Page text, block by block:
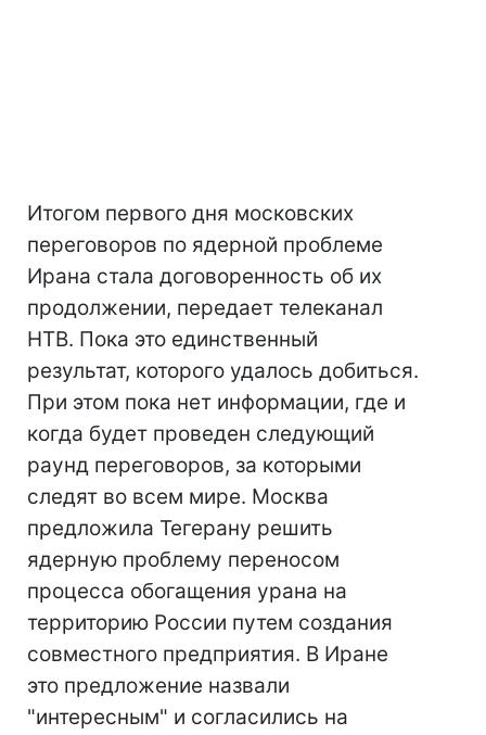
Итогом первого дня московских
переговоров по ядерной проблеме
Ирана стала договоренность об их
продолжении, передает телеканал
НТВ. Пока это единственный
результат, которого удалось добиться.
При этом пока нет информации, где и
когда будет проведен следующий
раунд переговоров, за которыми
следят во всем мире. Москва
предложила Тегерану решить
ядерную проблему переносом
процесса обогащения урана на
территорию России путем создания
совместного предприятия. В Иране
это предложение назвали
"интересным" и согласились на